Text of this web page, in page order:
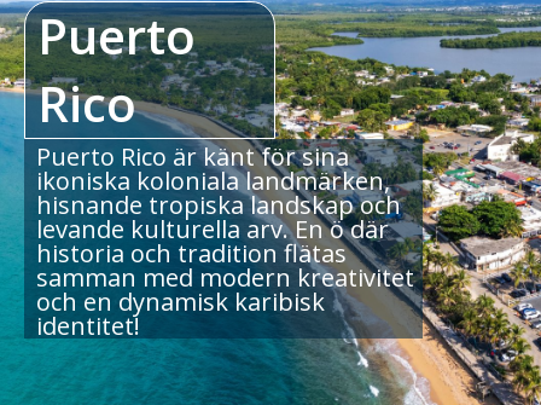
Puerto
Rico
Puerto Rico är känt för sina
ikoniska koloniala landmärken,
hisnande tropiska landskap och
levande kulturella arv. En ö där
historia och tradition flätas
samman med modern kreativitet
och en dynamisk karibisk
identitet!